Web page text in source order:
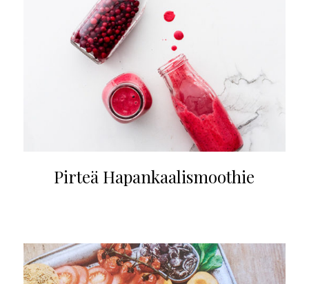
Pirteä Hapankaalismoothie